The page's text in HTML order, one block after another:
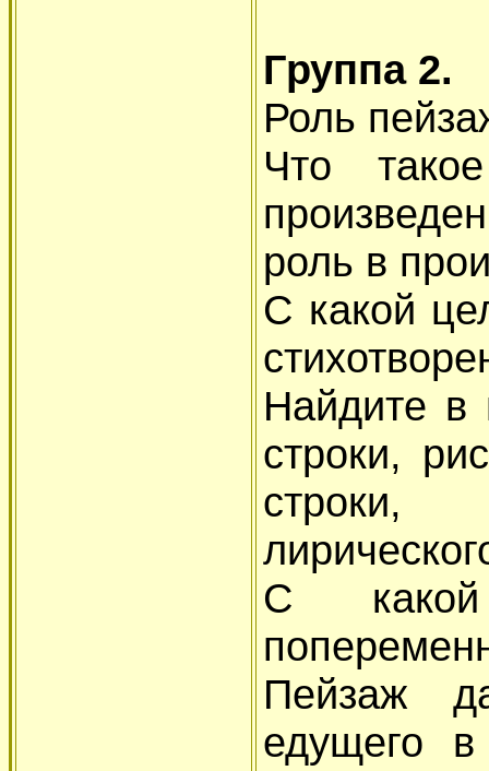
Группа 2.
Роль
Что
роль в
С какой
Найдите в
строки,
строки,
С
Пейзаж
едущего